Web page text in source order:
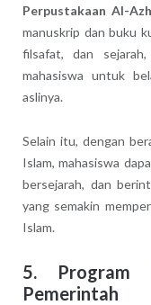
Perpustakaan Al-
manuskrip dan buku
filsafat, dan
mahasiswa untuk
aslinya.
Selain itu, dengan
Islam, mahasiswa
bersejarah, dan
yang semakin
Islam.
5. Program
Pemerintah